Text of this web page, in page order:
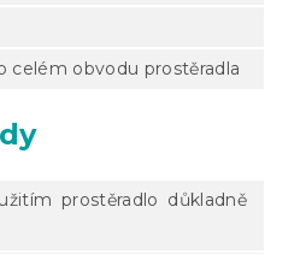
celém obvodu prostěradla
prostěradlo důkladně